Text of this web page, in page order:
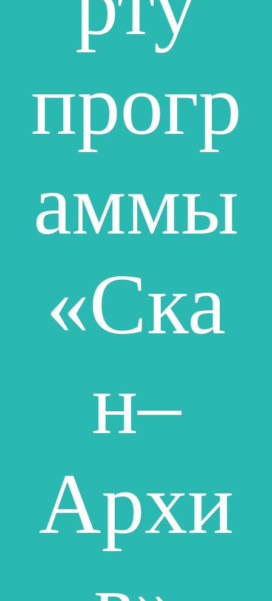
прогр
аммы
«Ска
н–
Архи